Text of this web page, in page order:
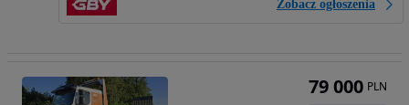
Zobacz ogłoszenia
79 000 PLN